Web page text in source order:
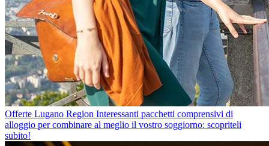
Offerte Lugano Region Interessanti pacchetti comprensivi di
alloggio per combinare al meglio il vostro soggiorno: scopriteli
subito!